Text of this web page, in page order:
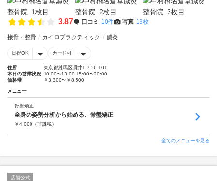
3.87 口コミ 10件 写真 13枚
接骨・整骨 カイロプラクティック 鍼灸
日祝OK カード可
住所
東京都練馬区貫井1-7-26 101
本日の営業状況 10:00〜13:00 15:00〜20:00
価格帯
￥3,300〜￥8,500
メニュー
骨盤矯正
全身の姿勢分析から始める、骨盤矯正
￥4,000 （非課税）
全てのメニューを見る
店舗公式